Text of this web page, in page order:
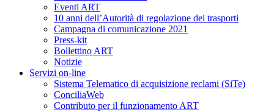
Eventi ART
10 anni dell’Autorità di regolazione dei trasporti
Campagna di comunicazione 2021
Press-kit
Bollettino ART
Notizie
Servizi on-line
Sistema Telematico di acquisizione reclami (SiTe)
ConciliaWeb
Contributo per il funzionamento ART